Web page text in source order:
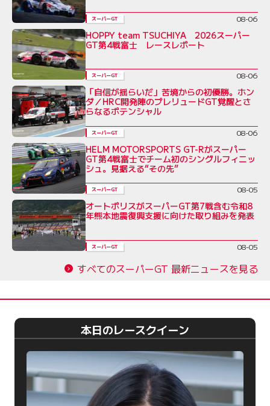
スーパーGT 08-06
HOPPY team TSUCHIYA 2026スーパー
GT第4戦富士 レースレポート
スーパーGT 08-06
「自信が揺らいだ」苦境からの初優勝。ホン
ダ／HRC開発陣のプレリュードGT覚醒とさ
らなるポテンシャル
スーパーGT 08-06
HELM MOTORSPORTS GT-Rがスーパー
GT第4戦富士でチーム初のシングルフィニッ
シュ。見据える“その先”
スーパーGT 08-05
オートポリスがスーパーGT第7戦含む令和8
年熊本地震復興支援に向けた取り組みを発表
スーパーGT 08-05
すべてのスーパーGT 最新ニュースを見る
本日のレースクイーン